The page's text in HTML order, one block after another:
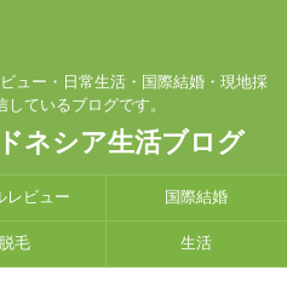
ュー・日常生活・国際結婚・現地採
ているブログです。
ネシア生活ブログ
レビュー 国際結婚
脱毛 生活